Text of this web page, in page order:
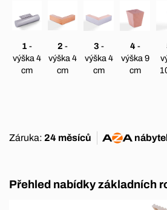
1 -
výška 4
cm
2 -
výška 4
cm
3 -
výška 4
cm
4 -
výška 9
cm
Záruka: 24 měsíců
Přehled nabídky základních